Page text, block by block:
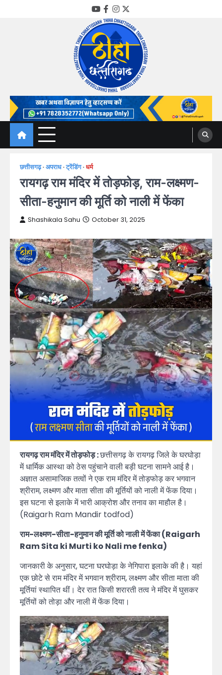
YouTube
Facebook
Instagram
Twitter
Thiha Chhattisgarh
गोठ जन-जन के
छत्तीसगढ़ अपराध ट्रेंडिंग धर्म
रायगढ़ राम मंदिर में तोड़फोड़, राम-लक्ष्मण-
सीता-हनुमान की मूर्ति को नाली में फेंका
Shashikala Sahu October 31, 2025
रायगढ़ राम मंदिर में तोड़फोड़ :छत्तीसगढ़ के रायगढ़ जिले के घरघोड़ा
में धार्मिक आस्था को ठेस पहुंचाने वाली बड़ी घटना सामने आई है।
अज्ञात असामाजिक तत्वों ने एक राम मंदिर में तोड़फोड़ कर भगवान
श्रीराम, लक्ष्मण और माता सीता की मूर्तियों को नाली में फेंक दिया।
इस घटना से इलाके में भारी आक्रोश और तनाव का माहौल है।
(Raigarh Ram Mandir todfod)
राम-लक्ष्मण-सीता-हनुमान की मूर्ति को नाली में फेंका (Raigarh
Ram Sita ki Murti ko Nali me fenka)
जानकारी के अनुसार, घटना घरघोड़ा के नेगिपारा इलाके की है। यहां
एक छोटे से राम मंदिर में भगवान श्रीराम, लक्ष्मण और सीता माता की
मूर्तियां स्थापित थीं। देर रात किसी शरारती तत्व ने मंदिर में घुसकर
मूर्तियों को तोड़ा और नाली में फेंक दिया।